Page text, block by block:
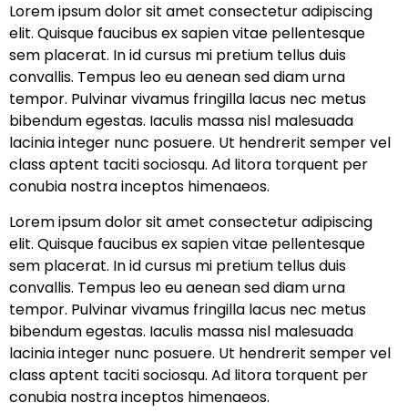
Lorem ipsum dolor sit amet consectetur adipiscing
elit. Quisque faucibus ex sapien vitae pellentesque
sem placerat. In id cursus mi pretium tellus duis
convallis. Tempus leo eu aenean sed diam urna
tempor. Pulvinar vivamus fringilla lacus nec metus
bibendum egestas. Iaculis massa nisl malesuada
lacinia integer nunc posuere. Ut hendrerit semper vel
class aptent taciti sociosqu. Ad litora torquent per
conubia nostra inceptos himenaeos.
Lorem ipsum dolor sit amet consectetur adipiscing
elit. Quisque faucibus ex sapien vitae pellentesque
sem placerat. In id cursus mi pretium tellus duis
convallis. Tempus leo eu aenean sed diam urna
tempor. Pulvinar vivamus fringilla lacus nec metus
bibendum egestas. Iaculis massa nisl malesuada
lacinia integer nunc posuere. Ut hendrerit semper vel
class aptent taciti sociosqu. Ad litora torquent per
conubia nostra inceptos himenaeos.